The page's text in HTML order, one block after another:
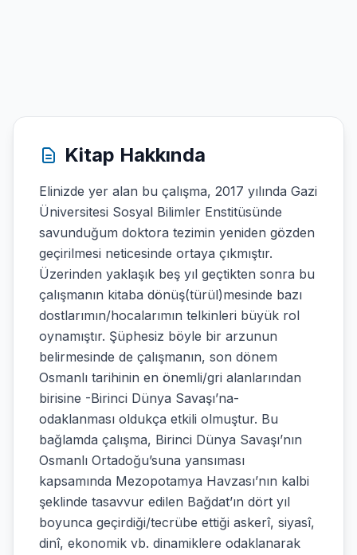
Kitap Hakkında
Elinizde yer alan bu çalışma, 2017 yılında Gazi
Üniversitesi Sosyal Bilimler Enstitüsünde
savunduğum doktora tezimin yeniden gözden
geçirilmesi neticesinde ortaya çıkmıştır.
Üzerinden yaklaşık beş yıl geçtikten sonra bu
çalışmanın kitaba dönüş(türül)mesinde bazı
dostlarımın/hocalarımın telkinleri büyük rol
oynamıştır. Şüphesiz böyle bir arzunun
belirmesinde de çalışmanın, son dönem
Osmanlı tarihinin en önemli/gri alanlarından
birisine -Birinci Dünya Savaşı’na-
odaklanması oldukça etkili olmuştur. Bu
bağlamda çalışma, Birinci Dünya Savaşı’nın
Osmanlı Ortadoğu’suna yansıması
kapsamında Mezopotamya Havzası’nın kalbi
şeklinde tasavvur edilen Bağdat’ın dört yıl
boyunca geçirdiği/tecrübe ettiği askerî, siyasî,
dinî, ekonomik vb. dinamiklere odaklanarak